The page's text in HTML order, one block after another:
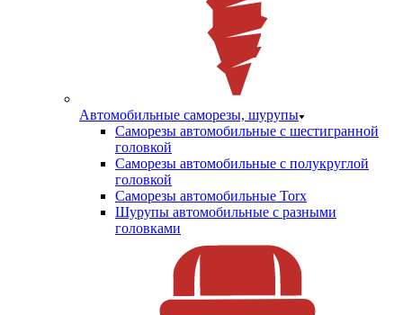
Автомобильные саморезы, шурупы
Саморезы автомобильные с шестигранной
головкой
Саморезы автомобильные с полукруглой
головкой
Саморезы автомобильные Torx
Шурупы автомобильные с разными
головками